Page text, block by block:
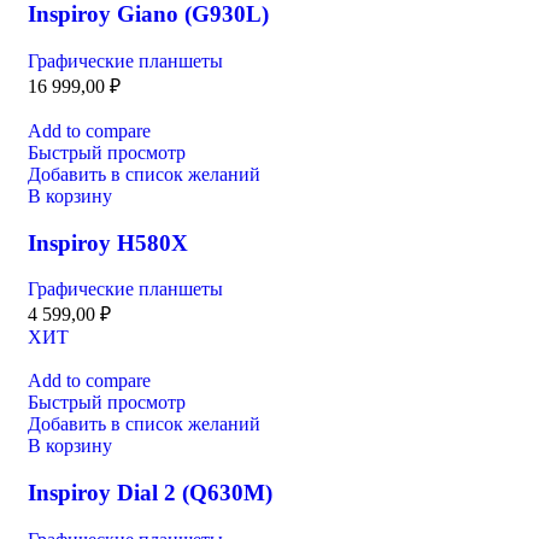
Inspiroy Giano (G930L)
Графические планшеты
16 999,00 ₽
Add to compare
Быстрый просмотр
Добавить в список желаний
В корзину
Inspiroy H580X
Графические планшеты
4 599,00 ₽
ХИТ
Add to compare
Быстрый просмотр
Добавить в список желаний
В корзину
Inspiroy Dial 2 (Q630M)